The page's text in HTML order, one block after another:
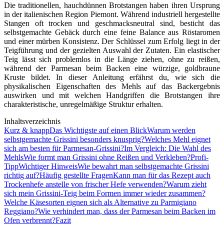
Die traditionellen, hauchdünnen Brotstangen haben ihren Ursprung
in der italienischen Region Piemont. Während industriell hergestellte
Stangen oft trocken und geschmacksneutral sind, besticht das
selbstgemachte Gebäck durch eine feine Balance aus Röstaromen
und einer mürben Konsistenz. Der Schlüssel zum Erfolg liegt in der
Teigführung und der gezielten Auswahl der Zutaten. Ein elastischer
Teig lässt sich problemlos in die Länge ziehen, ohne zu reißen,
während der Parmesan beim Backen eine würzige, goldbraune
Kruste bildet. In dieser Anleitung erfährst du, wie sich die
physikalischen Eigenschaften des Mehls auf das Backergebnis
auswirken und mit welchen Handgriffen die Brotstangen ihre
charakteristische, unregelmäßige Struktur erhalten.
Inhaltsverzeichnis
Kurz & knappDas Wichtigste auf einen BlickWarum werden
selbstgemachte Grissini besonders knusprig?Welches Mehl eignet
sich am besten für Parmesan-Grissini?Im Vergleich: Die Wahl des
MehlsWie formt man Grissini ohne Reißen und Verkleben?Profi-
TippWichtiger HinweisWie bewahrt man selbstgemachte Grissini
richtig auf?Häufig gestellte FragenKann man für das Rezept auch
Trockenhefe anstelle von frischer Hefe verwenden?Warum zieht
sich mein Grissini-Teig beim Formen immer wieder zusammen?
Welche Käsesorten eignen sich als Alternative zu Parmigiano
Reggiano?Wie verhindert man, dass der Parmesan beim Backen im
Ofen verbrennt?Fazit